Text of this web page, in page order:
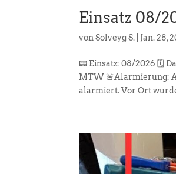
Einsatz 08/
vonSolveyg S. Jan. 28,
📟 Einsatz: 08/2026 🗓️
MTW 🚨Alarmierung:
alarmiert. Vor Ort